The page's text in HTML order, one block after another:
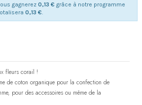
gagnerez 0,13 € grâce à notre programme
0,13 €
fleurs corail !
de coton organique pour la confection de
pour des accessoires ou même de la